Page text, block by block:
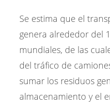
Se estima que el
genera alrededor del
mundiales, de las
del tráfico de
sumar los residuos
almacenamiento y el